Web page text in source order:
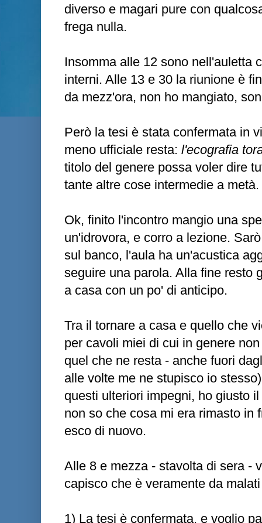
diverso e magari pure con
frega nulla.
Insomma alle 12 sono nell'auletta
interni. Alle 13 e 30 la riunione è
da mezz'ora, non ho mangiato,
Però la tesi è stata confermata in
meno ufficiale resta: l'ecografia
titolo del genere possa voler dire
tante altre cose intermedie a metà.
Ok, finito l'incontro mangio una
un'idrovora, e corro a lezione.
sul banco, l'aula ha un'acustica
seguire una parola. Alla fine resto
a casa con un po' di anticipo.
Tra il tornare a casa e quello che
per cavoli miei di cui in genere
quel che ne resta - anche fuori
alle volte me ne stupisco io
questi ulteriori impegni, ho giusto
non so che cosa mi era rimasto in
esco di nuovo.
Alle 8 e mezza - stavolta di sera -
capisco che è veramente da
1) La tesi è confermata, e voglio